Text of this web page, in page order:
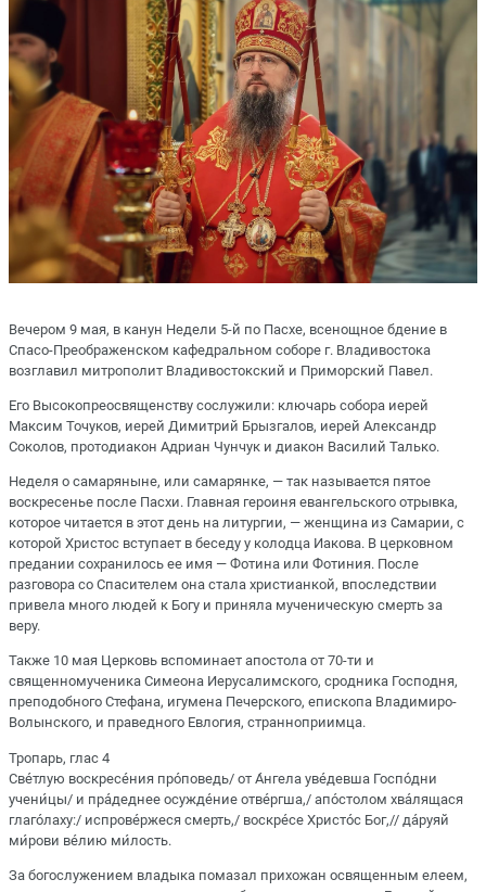
Вечером 9 мая, в канун Недели 5-й по Пасхе, всенощное бдение в
Спасо-Преображенском кафедральном соборе г. Владивостока
возглавил митрополит Владивостокский и Приморский Павел.
Его Высокопреосвященству сослужили: ключарь собора иерей
Максим Точуков, иерей Димитрий Брызгалов, иерей Александр
Соколов, протодиакон Адриан Чунчук и диакон Василий Талько.
Неделя о самаряныне, или самарянке, — так называется пятое
воскресенье после Пасхи. Главная героиня евангельского отрывка,
которое читается в этот день на литургии, — женщина из Самарии, с
которой Христос вступает в беседу у колодца Иакова. В церковном
предании сохранилось ее имя — Фотина или Фотиния. После
разговора со Спасителем она стала христианкой, впоследствии
привела много людей к Богу и приняла мученическую смерть за
веру.
Также 10 мая Церковь вспоминает апостола от 70-ти и
священномученика Симеона Иерусалимского, сродника Господня,
преподобного Стефана, игумена Печерского, епископа Владимиро-
Волынского, и праведного Евлогия, странноприимца.
Тропарь, глас 4
Све́тлую воскресе́ния про́поведь/ от А́нгела уве́девша Госпо́дни
учени́цы/ и пра́деднее осужде́ние отве́ргша,/ апо́столом хва́лящася
глаго́лаху:/ испрове́ржеся смерть,/ воскре́се Христо́с Бог,// да́руяй
ми́рови ве́лию ми́лость.
За богослужением владыка помазал прихожан освященным елеем,